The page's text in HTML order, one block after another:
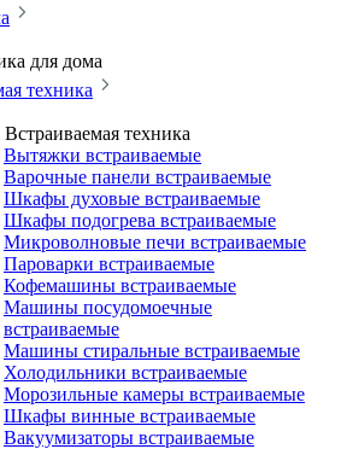
для дома
техника
Встраиваемая техника
Вытяжки встраиваемые
Варочные панели встраиваемые
Шкафы духовые встраиваемые
Шкафы подогрева встраиваемые
Микроволновые печи встраиваемые
Пароварки встраиваемые
Кофемашины встраиваемые
Машины посудомоечные
встраиваемые
Машины стиральные встраиваемые
Холодильники встраиваемые
Морозильные камеры встраиваемые
Шкафы винные встраиваемые
Вакуумизаторы встраиваемые